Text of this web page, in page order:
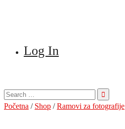
Log In
Pretraga
za:
Početna / Shop /Ramovi za fotografije